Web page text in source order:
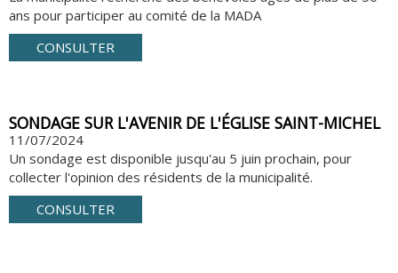
ans pour participer au comité de la MADA
CONSULTER
SONDAGE SUR L'AVENIR DE L'ÉGLISE SAINT-MICHEL
11/07/2024
Un sondage est disponible jusqu'au 5 juin prochain, pour
collecter l'opinion des résidents de la municipalité.
CONSULTER